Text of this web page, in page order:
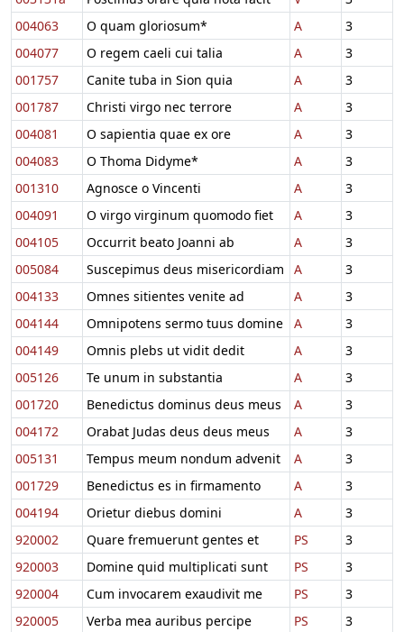
004063
O quam gloriosum* A
3
004077
O regem caeli cui talia A
3
001757
Canite tuba in Sion quia A
3
001787
Christi virgo nec terrore A
3
004081
O sapientia quae ex ore A
3
004083
O Thoma Didyme* A
3
001310
Agnosce o Vincenti A
3
004091
O virgo virginum quomodo fiet A
3
004105
Occurrit beato Joanni ab A
3
005084
Suscepimus deus misericordiam A
3
004133
Omnes sitientes venite ad A
3
004144
Omnipotens sermo tuus domine A
3
004149
Omnis plebs ut vidit dedit A
3
005126
Te unum in substantia A
3
001720
Benedictus dominus deus meus A
3
004172
Orabat Judas deus deus meus A
3
005131
Tempus meum nondum advenit A
3
001729
Benedictus es in firmamento A
3
004194
Orietur diebus domini A
3
920002
Quare fremuerunt gentes et PS
3
920003
Domine quid multiplicati sunt PS
3
920004
Cum invocarem exaudivit me PS
3
920005
Verba mea auribus percipe PS
3